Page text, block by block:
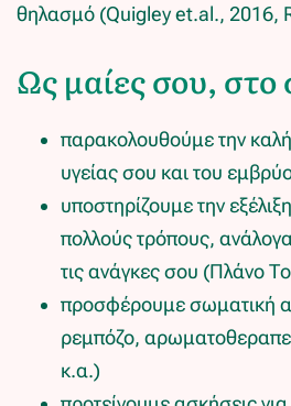
θηλασμό (Quigley et.al., 2016,
Ως μαίες σου, στο
παρακολουθούμε την
υγείας σου και του
υποστηρίζουμε την
πολλούς τρόπους, ανάλογα
τις ανάγκες σου (Πλάνο
προσφέρουμε σωματική
ρεμπόζο,
κ.α.)